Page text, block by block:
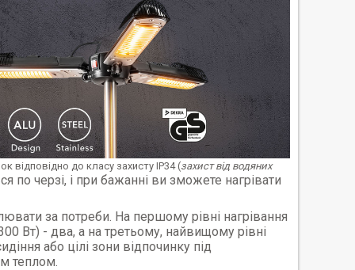
відповідно до класу захисту IP34 (захист від водяних
по черзі, і при бажанні ви зможете нагрівати
за потреби. На першому рівні нагрівання
Вт) - два, а на третьому, найвищому рівні
або цілі зони відпочинку під
теплом.